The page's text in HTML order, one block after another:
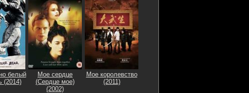
белый
(2014)
Мое сердце
(Сердце мое)
(2002)
Мое королевство
(2011)